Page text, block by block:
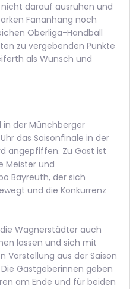
nicht darauf ausruhen und
Fananhang noch
Oberliga-Handball
zu vergebenden Punkte
als Wunsch und
der Münchberger
das Saisonfinale in der
angepfiffen. Zu Gast ist
Meister und
Bayreuth, der sich
und die Konkurrenz
Wagnerstädter auch
lassen und sich mit
Vorstellung aus der Saison
Gastgeberinnen geben
am Ende und für beiden